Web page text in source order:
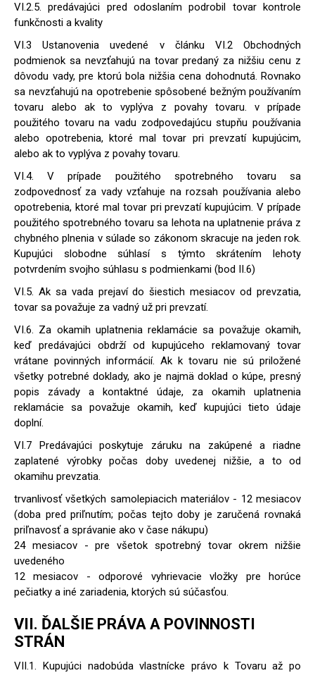
VI.2.5. predávajúci pred odoslaním podrobil tovar kontrole
funkčnosti a kvality
VI.3 Ustanovenia uvedené v článku VI.2 Obchodných
podmienok sa nevzťahujú na tovar predaný za nižšiu cenu z
dôvodu vady, pre ktorú bola nižšia cena dohodnutá. Rovnako
sa nevzťahujú na opotrebenie spôsobené bežným používaním
tovaru alebo ak to vyplýva z povahy tovaru. v prípade
použitého tovaru na vadu zodpovedajúcu stupňu používania
alebo opotrebenia, ktoré mal tovar pri prevzatí kupujúcim,
alebo ak to vyplýva z povahy tovaru.
VI.4. V prípade použitého spotrebného tovaru sa
zodpovednosť za vady vzťahuje na rozsah používania alebo
opotrebenia, ktoré mal tovar pri prevzatí kupujúcim. V prípade
použitého spotrebného tovaru sa lehota na uplatnenie práva z
chybného plnenia v súlade so zákonom skracuje na jeden rok.
Kupujúci slobodne súhlasí s týmto skrátením lehoty
potvrdením svojho súhlasu s podmienkami (bod II.6)
VI.5. Ak sa vada prejaví do šiestich mesiacov od prevzatia,
tovar sa považuje za vadný už pri prevzatí.
VI.6. Za okamih uplatnenia reklamácie sa považuje okamih,
keď predávajúci obdrží od kupujúceho reklamovaný tovar
vrátane povinných informácií. Ak k tovaru nie sú priložené
všetky potrebné doklady, ako je najmä doklad o kúpe, presný
popis závady a kontaktné údaje, za okamih uplatnenia
reklamácie sa považuje okamih, keď kupujúci tieto údaje
doplní.
VI.7 Predávajúci poskytuje záruku na zakúpené a riadne
zaplatené výrobky počas doby uvedenej nižšie, a to od
okamihu prevzatia.
trvanlivosť všetkých samolepiacich materiálov - 12 mesiacov
(doba pred priľnutím; počas tejto doby je zaručená rovnaká
priľnavosť a správanie ako v čase nákupu)
24 mesiacov - pre všetok spotrebný tovar okrem nižšie
uvedeného
12 mesiacov - odporové vyhrievacie vložky pre horúce
pečiatky a iné zariadenia, ktorých sú súčasťou.
VII. ĎALŠIE PRÁVA A POVINNOSTI
STRÁN
VII.1. Kupujúci nadobúda vlastnícke právo k Tovaru až po